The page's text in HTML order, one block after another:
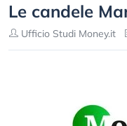
Le candele
Ufficio Studi Money.it